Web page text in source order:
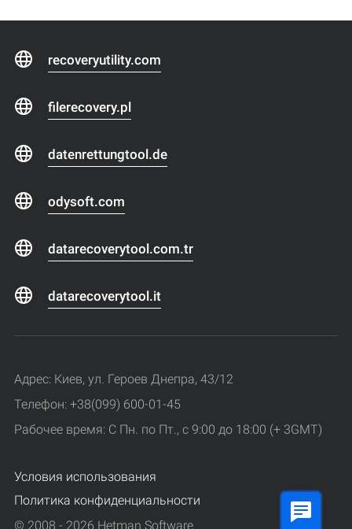
recoveryutility.com
filerecovery.pl
datenrettungtool.de
odysoft.com
datarecoverytool.com.tr
datarecoverytool.it
Адрес: Киев, ул. Героев Днепра, 43/12
Телефон: +38(099) 600-01-45
Рабочее время: С Пн. по Пт., с 9:00 до 18:00 (+ 3GMT)
Условия использования
Политика конфиденциальности
© 2008 - 2026 Hetman Software.